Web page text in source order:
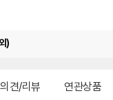
)
의견/리뷰 연관상품